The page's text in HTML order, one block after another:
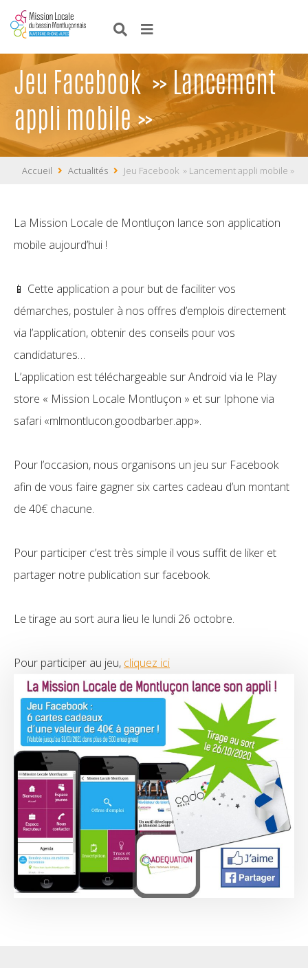
Jeu Facebook » Lancement
appli mobile »
Accueil Actualités Jeu Facebook » Lancement appli mobile »
La Mission Locale de Montluçon lance son application
mobile aujourd’hui !
📱 Cette application a pour but de faciliter vos
démarches, postuler à nos offres d’emplois directement
via l’application, obtenir des conseils pour vos
candidatures…
L’application est téléchargeable sur Android via le Play
store « Mission Locale Montluçon » et sur Iphone via
safari «mlmontlucon.goodbarber.app».
Pour l’occasion, nous organisons un jeu sur Facebook
afin de vous faire gagner six cartes cadeau d’un montant
de 40€ chacune.
Pour participer c’est très simple il vous suffit de liker et
partager notre publication sur facebook.
Le tirage au sort aura lieu le lundi 26 octobre.
Pour participer au jeu, cliquez ici